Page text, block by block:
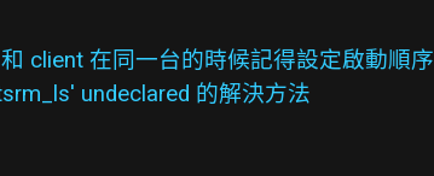
client 在同一台的時候記得設定啟動順序
undeclared 的解決方法